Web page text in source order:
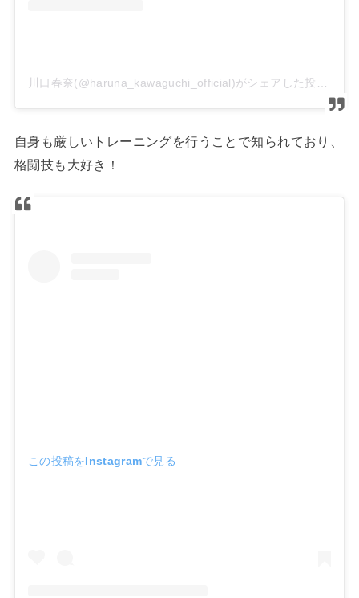
川口春奈(@haruna_kawaguchi_official)がシェアした投稿
自身も厳しいトレーニングを行うことで知られており、
格闘技も大好き！
この投稿をInstagramで見る